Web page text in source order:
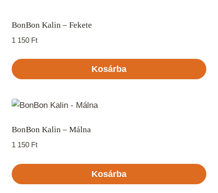
BonBon Kalin – Fekete
1 150 Ft
Kosárba
BonBon Kalin – Málna
1 150 Ft
Kosárba